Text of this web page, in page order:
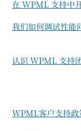
在 WPML 支持中
我们如何调试性能
认识 WPML 支持
WPML客户支持政